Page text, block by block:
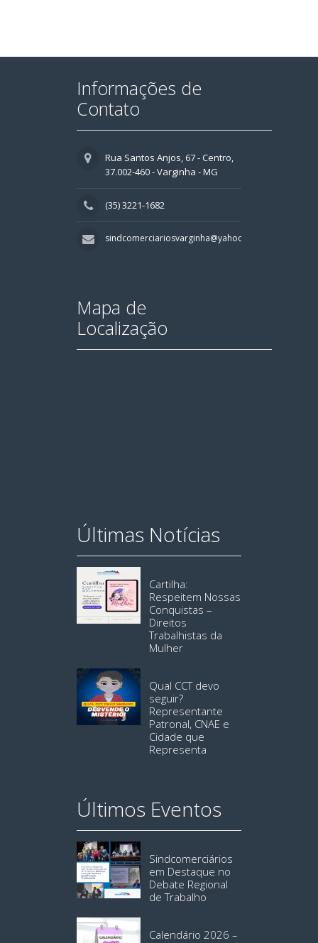
Informações de
Contato
Rua Santos Anjos, 67 - Centro,
37.002-460 - Varginha - MG
(35) 3221-1682
sindcomerciariosvarginha@yahoo.com.br
Mapa de
Localização
Últimas Notícias
Cartilha:
Respeitem Nossas
Conquistas –
Direitos
Trabalhistas da
Mulher
Qual CCT devo
seguir?
Representante
Patronal, CNAE e
Cidade que
Representa
Últimos Eventos
Sindcomerciários
em Destaque no
Debate Regional
de Trabalho
Calendário 2026 –